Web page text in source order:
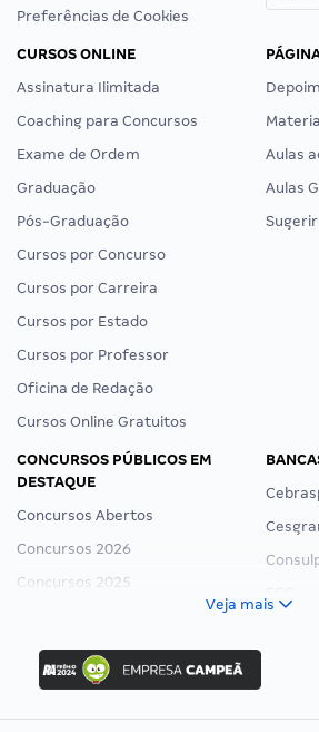
Preferências de Cookies
CURSOS ONLINE
Assinatura Ilimitada
Coaching para Concursos
Exame de Ordem
Graduação
Pós-Graduação
Cursos por Concurso
Cursos por Carreira
Cursos por Estado
Cursos por Professor
Oficina de Redação
Cursos Online Gratuitos
Aulas
Aulas
CONCURSOS PÚBLICOS EM
DESTAQUE
Concursos Abertos
Concursos 2026
Concursos 2025
Concurso Ibama
Concurso MPU
Editais publicados
Veja mais